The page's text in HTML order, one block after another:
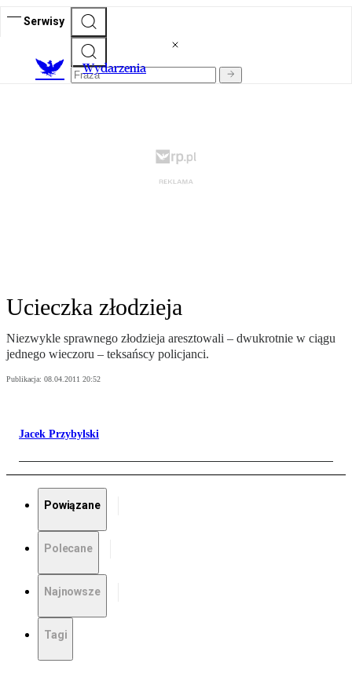
Serwisy
Wydarzenia
Ucieczka złodzieja
Niezwykle sprawnego złodzieja aresztowali – dwukrotnie w ciągu
jednego wieczoru – teksańscy policjanci.
Publikacja: 08.04.2011 20:52
Jacek Przybylski
Powiązane
Polecane
Najnowsze
Tagi